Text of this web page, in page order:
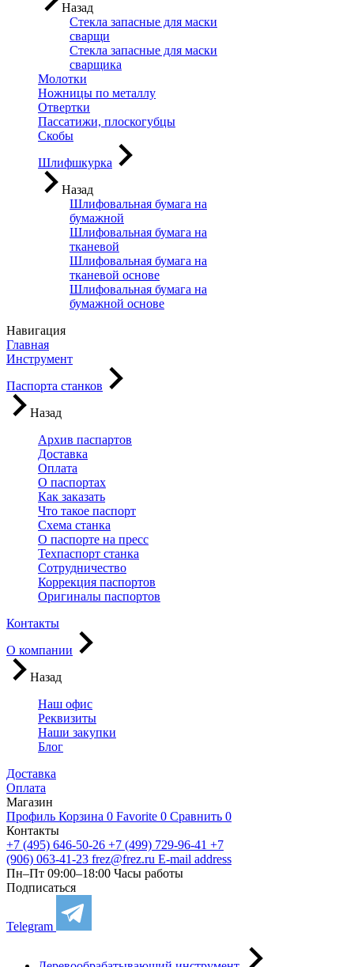
Назад
Стекла запасные для маски
сварщи
Стекла запасные для маски
сварщика
Молотки
Ножницы по металлу
Отвертки
Пассатижи, плоскогубцы
Скобы
Шлифшкурка
Назад
Шлифовальная бумага на
бумажной
Шлифовальная бумага на
тканевой
Шлифовальная бумага на
тканевой основе
Шлифовальная бумага на
бумажной основе
Навигация
Главная
Инструмент
Паспорта станков
Назад
Архив паспартов
Доставка
Оплата
О паспортах
Как заказать
Что такое паспорт
Схема станка
О паспорте на пресс
Техпаспорт станка
Сотрудничество
Коррекция паспортов
Оригиналы паспортов
Контакты
О компании
Назад
Наш офис
Реквизиты
Наши закупки
Блог
Доставка
Оплата
Магазин
Профиль Корзина 0 Favorite 0 Сравнить 0
Контакты
+7 (495) 646-50-26 +7 (499) 729-96-41 +7
(906) 063-41-23 frez@frez.ru E-mail address
Пн–Пт 09:00–18:00 Часы работы
Подписаться
Telegram